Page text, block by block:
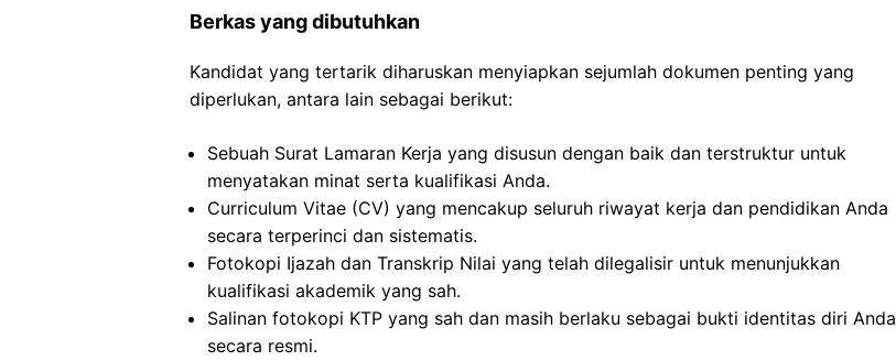
Berkas yang dibutuhkan
Kandidat yang tertarik diharuskan menyiapkan sejumlah dokumen penting yang
diperlukan, antara lain sebagai berikut:
Sebuah Surat Lamaran Kerja yang disusun dengan baik dan terstruktur untuk
menyatakan minat serta kualifikasi Anda.
Curriculum Vitae (CV) yang mencakup seluruh riwayat kerja dan pendidikan Anda
secara terperinci dan sistematis.
Fotokopi Ijazah dan Transkrip Nilai yang telah dilegalisir untuk menunjukkan
kualifikasi akademik yang sah.
Salinan fotokopi KTP yang sah dan masih berlaku sebagai bukti identitas diri Anda
secara resmi.